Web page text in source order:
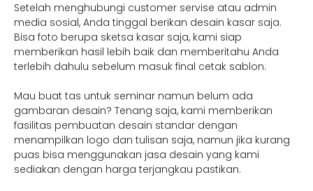
Setelah menghubungi customer servise atau admin
media sosial, Anda tinggal berikan desain kasar saja.
Bisa foto berupa sketsa kasar saja, kami siap
memberikan hasil lebih baik dan memberitahu Anda
terlebih dahulu sebelum masuk final cetak sablon.
Mau buat tas untuk seminar namun belum ada
gambaran desain? Tenang saja, kami memberikan
fasilitas pembuatan desain standar dengan
menampilkan logo dan tulisan saja, namun jika kurang
puas bisa menggunakan jasa desain yang kami
sediakan dengan harga terjangkau pastikan.